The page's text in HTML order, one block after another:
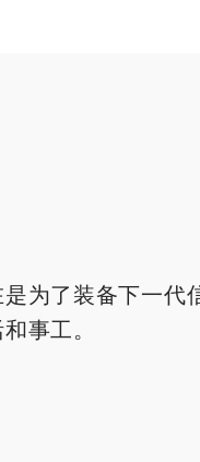
为了装备下一代
事工。